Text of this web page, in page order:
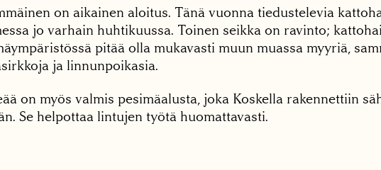
on aikainen aloitus. Tänä vuonna tiedustelevia
jo varhain huhtikuussa. Toinen seikka on ravinto;
pitää olla mukavasti muun muassa myyriä,
ja linnunpoikasia.
on myös valmis pesimäalusta, joka Koskella rakennettiin
Se helpottaa lintujen työtä huomattavasti.